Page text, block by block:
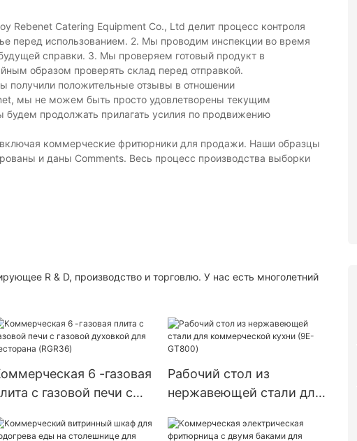
Catering Equipment Co., Ltd делит процесс контроля
перед использованием. 2. Мы проводим инспекции во время
справки. 3. Мы проверяем готовый продукт в
образом проверять склад перед отправкой.
получили положительные отзывы в отношении
мы не можем быть просто удовлетворены текущим
продолжать прилагать усилия по продвижению
коммерческие фритюрники для продажи. Наши образцы
и даны Comments. Весь процесс производства выборки
R & D, производство и торговлю. У нас есть многолетний
6 -газовая
с газовой печи с
(RGR36)
Рабочий стол из
нержавеющей стали для
(9E-GT800)